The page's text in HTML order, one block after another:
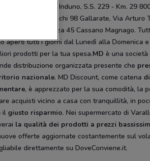
Robecchetto Con Induno, S.S. 229 - Km. 29
Via Cecchi 98 Gallarate, Via Arturo
Via Bonicalza 45 Cassano Magnago.
aperti tutti i giorni dal Lunedì alla Domenica
prodotti per la tua spesa.MD è una società
distribuzione organizzata presente che
nazionale. MD Discount, come catena
, è apprezzato per la sua comodità, la
acquisti vicino a casa con tranquillità, in
il giusto risparmio. Nei supermercato di
la qualità dei prodotti a prezzi
offerte aggiornate costantemente sul
direttamente su DoveConviene.it.